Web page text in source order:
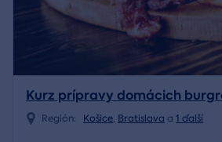
Kurz prípravy domácich
Región: Košice, Bratislava a 1 ďalší